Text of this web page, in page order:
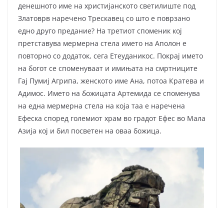
денешното име на христијанското светилиште под
Златоврв наречено Трескавец со што е поврзано
едно друго предание? На третиот споменик кој
претставува мермерна стела името на Аполон е
повторно со додаток, сега Етеуданикос. Покрај името
на богот се споменуваат и имињата на смртниците
Гај Пумиј Агрипа, женското име Ана, потоа Кратева и
Адимос. Името на божицата Артемида се споменува
на една мермерна стела на која таа е наречена
Ефеска според големиот храм во градот Ефес во Мала
Азија кој и бил посветен на оваа божица.